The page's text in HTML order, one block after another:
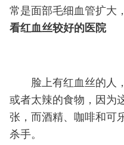
常是面部毛细血管扩大
看红血丝较好的医院
脸上有红血丝的人，
或者太辣的食物，因为
张，而酒精、咖啡和可
杀手。